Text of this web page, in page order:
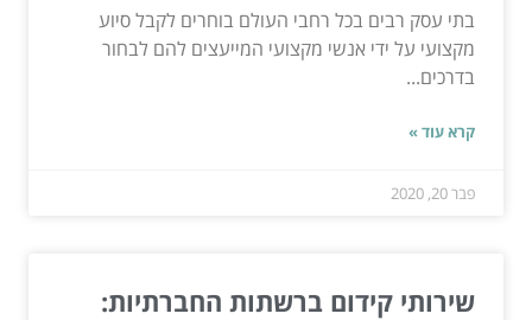
בתי עסק רבים בכל רחבי העולם בוחרים לקבל סיוע
מקצועי על ידי אנשי מקצועי המייעצים להם לבחור
בדרכים...
קרא עוד »
פבר 20, 2020
שירותי קידום ברשתות החברתיות: